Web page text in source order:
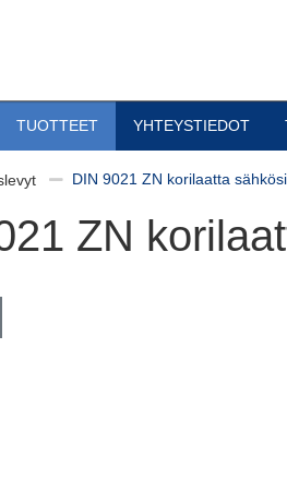
TUOTTEET YHTEYSTIEDOT
DIN 9021 ZN korilaatta
ZN